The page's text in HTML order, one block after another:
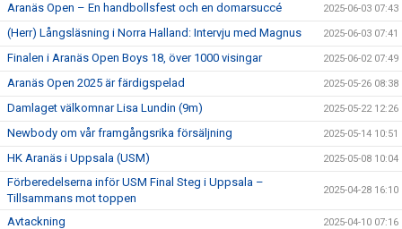
Aranäs Open – En handbollsfest och en domarsuccé 2025-06-03 07:43
(Herr) Långsläsning i Norra Halland: Intervju med Magnus 2025-06-03 07:41
Finalen i Aranäs Open Boys 18, över 1000 visingar 2025-06-02 07:49
Aranäs Open 2025 är färdigspelad 2025-05-26 08:38
Damlaget välkomnar Lisa Lundin (9m) 2025-05-22 12:26
Newbody om vår framgångsrika försäljning 2025-05-14 10:51
HK Aranäs i Uppsala (USM) 2025-05-08 10:04
Förberedelserna inför USM Final Steg i Uppsala –
Tillsammans mot toppen
2025-04-28 16:10
Avtackning 2025-04-10 07:16